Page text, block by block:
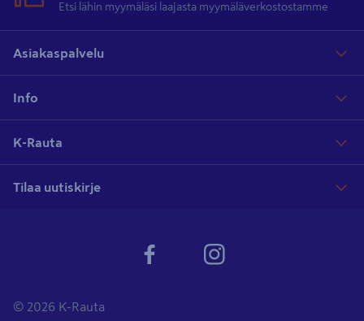
Etsi lähin myymäläsi laajasta myymäläverkostostamme
Asiakaspalvelu
Info
K-Rauta
Tilaa uutiskirje
© 2026 K-Rauta